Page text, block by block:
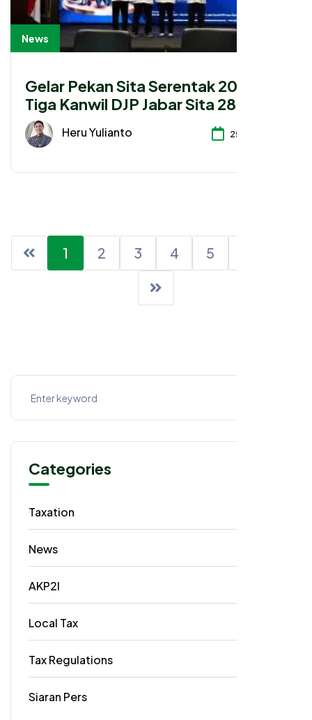
News
Gelar Pekan Sita Serentak 2026,
Tiga Kanwil DJP Jabar Sita 288 Aset
Senilai Rp 54 Miliar
Heru Yulianto 25-06-2026
1 2 3 4 5
Categories
Taxation
News
AKP2I
Local Tax
Tax Regulations
Siaran Pers